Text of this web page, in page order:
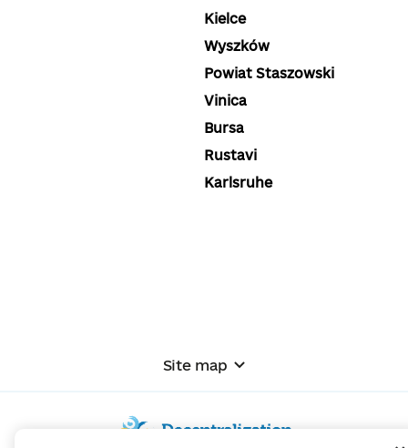
Kielce
Wyszków
Powiat Staszowski
Vinica
Bursa
Rustavi
Karlsruhe
Site map